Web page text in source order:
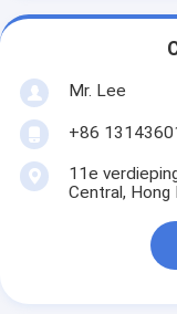
Mr. Lee
+86
11e
Central, Hong